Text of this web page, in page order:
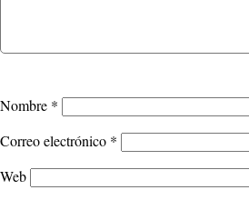
Nombre *
Correo electrónico *
Web